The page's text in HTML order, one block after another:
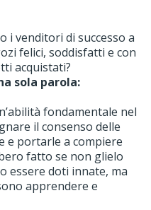
i venditori di successo a
felici, soddisfatti e con
acquistati?
sola parola:
fondamentale nel
il consenso delle
e portarle a compiere
fatto se non glielo
essere doti innate, ma
apprendere e